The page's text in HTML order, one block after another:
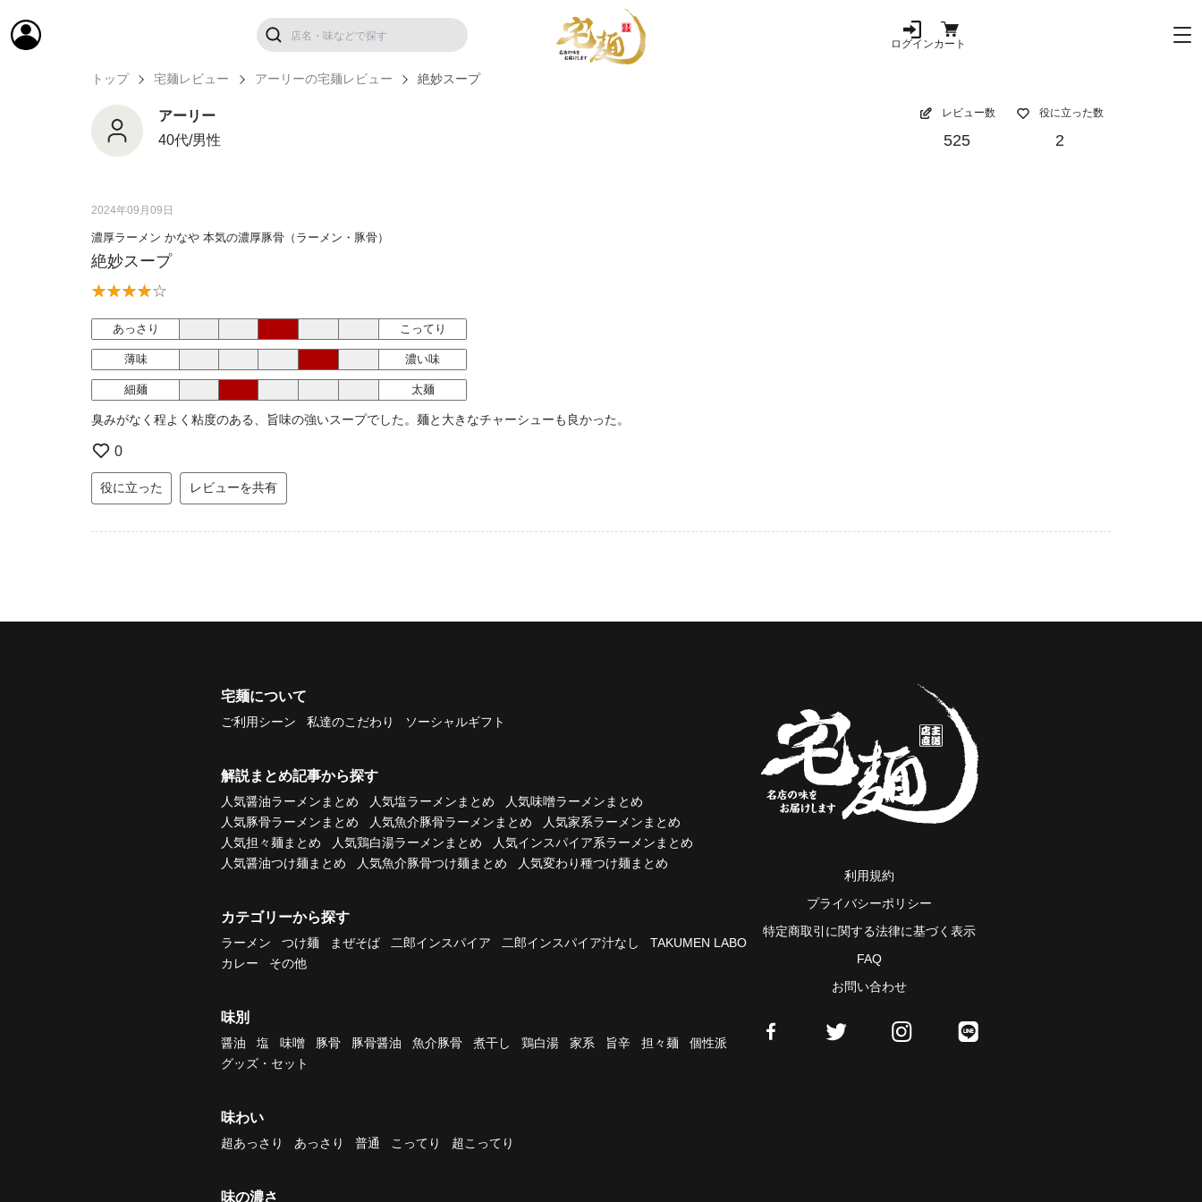
ログインカート
トップ 宅麺レビュー アーリーの宅麺レビュー 絶妙スープ
アーリー
40代/男性
レビュー数
525
役に立った数
2
2024年09月09日
濃厚ラーメン かなや 本気の濃厚豚骨（ラーメン・豚骨）
絶妙スープ
あっさり こってり
薄味 濃い味
細麺 太麺
臭みがなく程よく粘度のある、旨味の強いスープでした。麺と大きなチャーシューも良かった。
0
役に立った レビューを共有
宅麺について
ご利用シーン 私達のこだわり ソーシャルギフト
解説まとめ記事から探す
人気醤油ラーメンまとめ 人気塩ラーメンまとめ
人気味噌ラーメンまとめ
人気豚骨ラーメンまとめ
人気魚介豚骨ラーメンまとめ
人気家系ラーメンまとめ
人気担々麺まとめ
人気鶏白湯ラーメンまとめ
人気インスパイア系ラーメンまとめ
人気醤油つけ麺まとめ
人気魚介豚骨つけ麺まとめ 人気変わり種つけ麺まとめ
カテゴリーから探す
ラーメン つけ麺 まぜそば 二郎インスパイア 二郎インスパイア汁なし
TAKUMEN LABO
カレー
その他
味別
醤油 塩 味噌 豚骨 豚骨醤油 魚介豚骨 煮干し 鶏白湯 家系 旨辛 担々麺
個性派
グッズ・セット
味わい
超あっさり あっさり 普通 こってり 超こってり
味の濃さ
利用規約
プライバシーポリシー
特定商取引に関する法律に基づく表示
FAQ
お問い合わせ